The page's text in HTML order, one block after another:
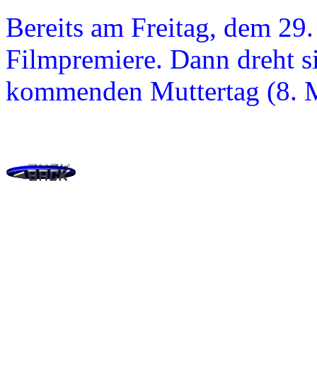
Bereits am Freitag, dem
Filmpremiere. Dann dreht
kommenden Muttertag (8.